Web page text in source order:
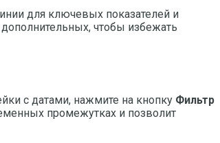
для ключевых показателей и
чтобы избежать
с датами, нажмите на кнопку Фильтр
промежутках и позволит